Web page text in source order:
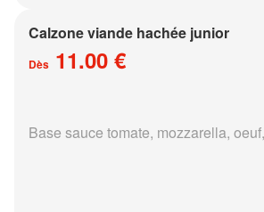
Calzone viande hachée junior
Dès 11.00 €
Base sauce tomate, mozzarella,